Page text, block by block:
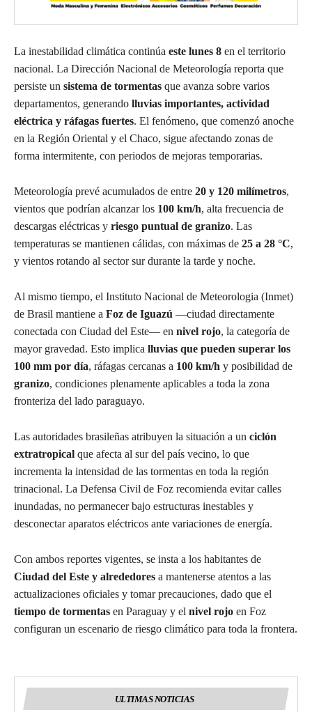
La inestabilidad climática continúa este lunes 8 en el territorio
nacional. La Dirección Nacional de Meteorología reporta que
persiste un sistema de tormentas que avanza sobre varios
departamentos, generando lluvias importantes, actividad
eléctrica y ráfagas fuertes. El fenómeno, que comenzó anoche
en la Región Oriental y el Chaco, sigue afectando zonas de
forma intermitente, con periodos de mejoras temporarias.
Meteorología prevé acumulados de entre 20 y 120 milímetros,
vientos que podrían alcanzar los 100 km/h, alta frecuencia de
descargas eléctricas y riesgo puntual de granizo. Las
temperaturas se mantienen cálidas, con máximas de 25 a 28 °C,
y vientos rotando al sector sur durante la tarde y noche.
Al mismo tiempo, el Instituto Nacional de Meteorologia (Inmet)
de Brasil mantiene a Foz de Iguazú —ciudad directamente
conectada con Ciudad del Este— en nivel rojo, la categoría de
mayor gravedad. Esto implica lluvias que pueden superar los
100 mm por día, ráfagas cercanas a 100 km/h y posibilidad de
granizo, condiciones plenamente aplicables a toda la zona
fronteriza del lado paraguayo.
Las autoridades brasileñas atribuyen la situación a un ciclón
extratropical que afecta al sur del país vecino, lo que
incrementa la intensidad de las tormentas en toda la región
trinacional. La Defensa Civil de Foz recomienda evitar calles
inundadas, no permanecer bajo estructuras inestables y
desconectar aparatos eléctricos ante variaciones de energía.
Con ambos reportes vigentes, se insta a los habitantes de
Ciudad del Este y alrededores a mantenerse atentos a las
actualizaciones oficiales y tomar precauciones, dado que el
tiempo de tormentas en Paraguay y el nivel rojo en Foz
configuran un escenario de riesgo climático para toda la frontera.
ULTIMAS NOTICIAS